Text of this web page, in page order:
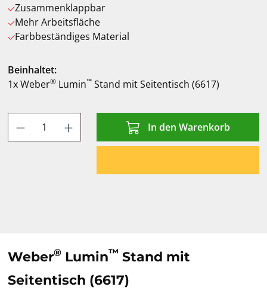
Zusammenklappbar
Mehr Arbeitsfläche
Farbbeständiges Material
Beinhaltet:
1x Weber® Lumin™ Stand mit Seitentisch (6617)
Produkt Anzahl: Gib den gewünschten
In den Warenkorb
Weber® Lumin™ Stand mit
Seitentisch (6617)